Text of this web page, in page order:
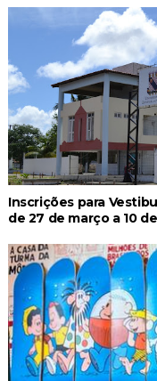
Inscrições para
de 27 de março a 10